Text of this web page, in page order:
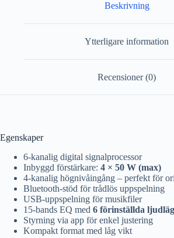
Beskrivning
Ytterligare information
Recensioner (0)
Egenskaper
6-kanalig digital signalprocessor
Inbyggd förstärkare: 4 × 50 W (max)
4-kanalig högnivåingång – perfekt för
Bluetooth-stöd för trådlös uppspelning
USB-uppspelning för musikfiler
15-bands EQ med 6 förinställda
Styrning via app för enkel justering
Kompakt format med låg vikt